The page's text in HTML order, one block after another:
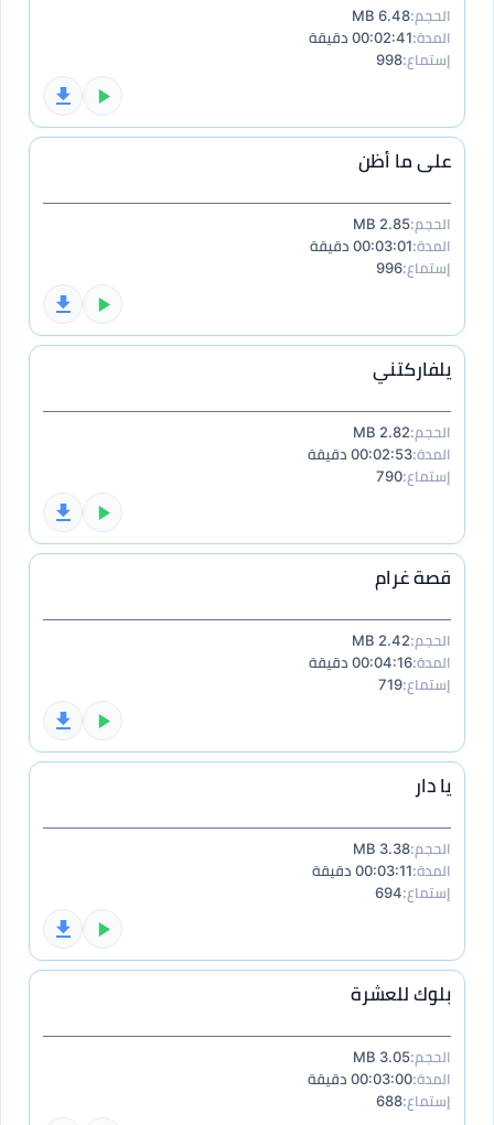
الحجم:6.48 MB
المدة:00:02:41 دقيقة
إستماع:998
على ما أظن
الحجم:2.85 MB
المدة:00:03:01 دقيقة
إستماع:996
يلفاركتني
الحجم:2.82 MB
المدة:00:02:53 دقيقة
إستماع:790
قصة غرام
الحجم:2.42 MB
المدة:00:04:16 دقيقة
إستماع:719
يا دار
الحجم:3.38 MB
المدة:00:03:11 دقيقة
إستماع:694
بلوك للعشرة
الحجم:3.05 MB
المدة:00:03:00 دقيقة
إستماع:688